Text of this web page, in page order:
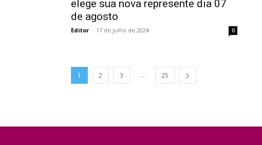
elege sua nova represente dia 07
de agosto
Editor - 17 de julho de 2024 0
1 2 3 ... 25